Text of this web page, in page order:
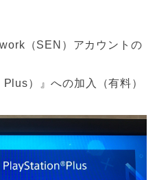
（SEN）アカウントの
）』への加入（有料）